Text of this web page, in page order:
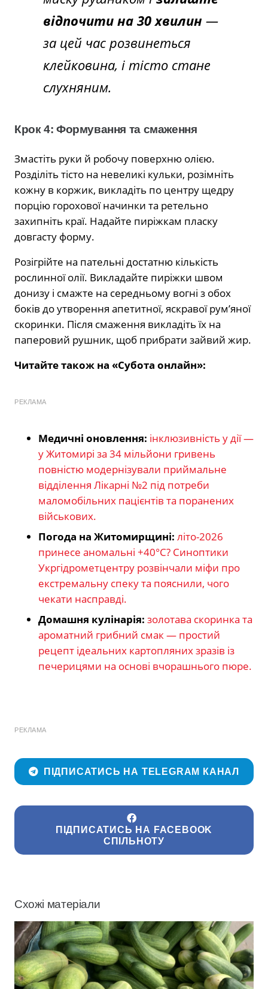
відпочити на 30 хвилин —
за цей час розвинеться
клейковина, і тісто стане
слухняним.
Крок 4: Формування та смаження
Змастіть руки й робочу поверхню олією.
Розділіть тісто на невеликі кульки, розімніть
кожну в коржик, викладіть по центру щедру
порцію горохової начинки та ретельно
захипніть краї. Надайте пиріжкам пласку
довгасту форму.
Розігрійте на пательні достатню кількість
рослинної олії. Викладайте пиріжки швом
донизу і смажте на середньому вогні з обох
боків до утворення апетитної, яскравої рум’яної
скоринки. Після смаження викладіть їх на
паперовий рушник, щоб прибрати зайвий жир.
Читайте також на «Субота онлайн»:
РЕКЛАМА
Медичні оновлення: інклюзивність у дії —
у Житомирі за 34 мільйони гривень
повністю модернізували приймальне
відділення Лікарні №2 під потреби
маломобільних пацієнтів та поранених
військових.
Погода на Житомирщині: літо-2026
принесе аномальні +40°C? Синоптики
Укргідрометцентру розвінчали міфи про
екстремальну спеку та пояснили, чого
чекати насправді.
Домашня кулінарія: золотава скоринка та
ароматний грибний смак — простий
рецепт ідеальних картопляних зразів із
печерицями на основі вчорашнього пюре.
РЕКЛАМА
ПІДПИСАТИСЬ НА TELEGRAM КАНАЛ
ПІДПИСАТИСЬ НА FACEBOOK
СПІЛЬНОТУ
Схожі матеріали